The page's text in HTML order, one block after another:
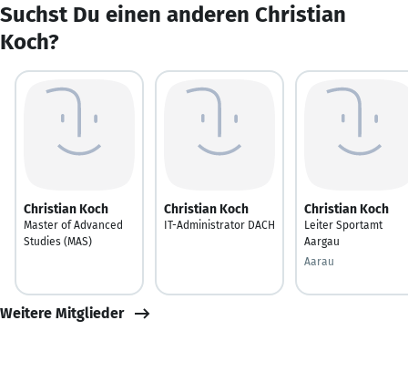
Suchst Du einen anderen Christian
Koch?
Christian Koch
Master of Advanced
Studies (MAS)
Christian Koch
IT-Administrator DACH
Christian Koch
Leiter Sportamt
Aargau
Aarau
Weitere Mitglieder